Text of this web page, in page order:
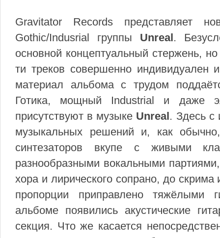
Gravitator Records представляет
Gothic/Indusrial группы Unreal.
основной концептуальный стержень,
ти треков совершенно индивидуален
материал альбома с трудом
Готика, мощный Industrial и даже
присутствуют в музыке Unreal. Здесь с
музыкальных решений и, как
синтезаторов вкупе с живыми
разнообразными вокальными
хора и лирического сопрано, до
пропорции приправлено тяжёлыми
альбоме появились акустические
секция. Что же касается